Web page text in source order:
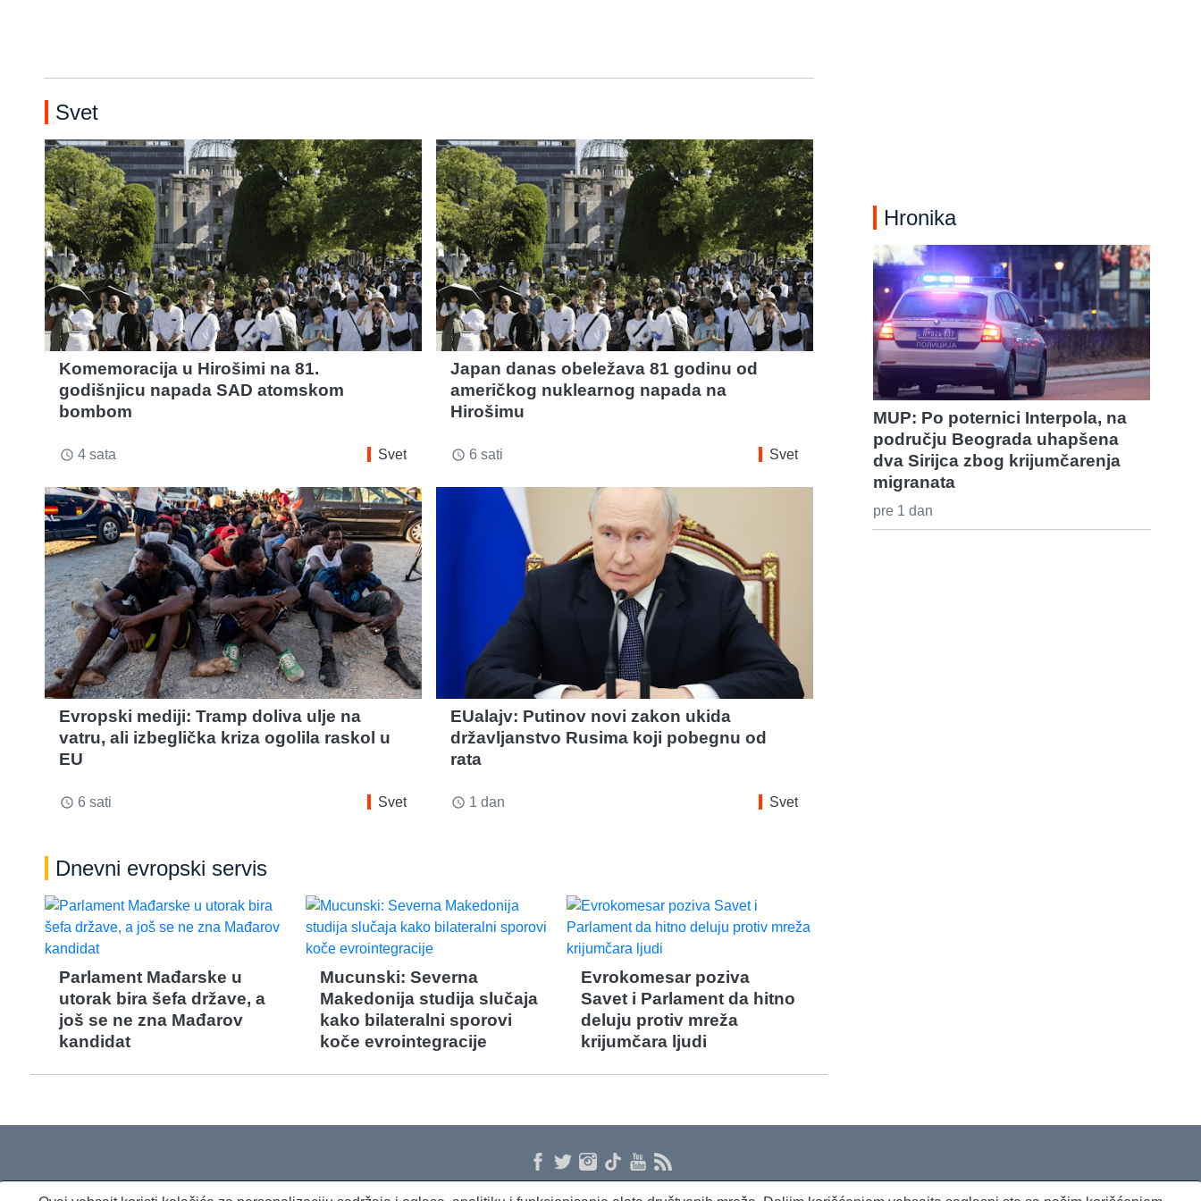
Svet
Komemoracija u Hirošimi na 81.
godišnjicu napada SAD atomskom
bombom
access_time 4 sata Svet
Japan danas obeležava 81 godinu od
američkog nuklearnog napada na
Hirošimu
access_time 6 sati Svet
Evropski mediji: Tramp doliva ulje na
vatru, ali izbeglička kriza ogolila raskol u
EU
access_time 6 sati Svet
EUalajv: Putinov novi zakon ukida
državljanstvo Rusima koji pobegnu od
rata
access_time 1 dan Svet
Dnevni evropski servis
Parlament Mađarske u
utorak bira šefa države, a
još se ne zna Mađarov
kandidat
Mucunski: Severna
Makedonija studija slučaja
kako bilateralni sporovi
koče evrointegracije
Evrokomesar poziva
Savet i Parlament da hitno
deluju protiv mreža
krijumčara ljudi
Hronika
MUP: Po poternici Interpola, na
području Beograda uhapšena
dva Sirijca zbog krijumčarenja
migranata
pre 1 dan